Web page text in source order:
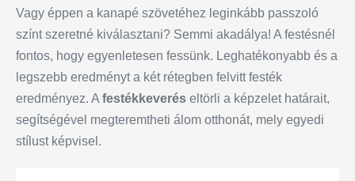
Vagy éppen a kanapé szövetéhez leginkább passzoló
színt szeretné kiválasztani? Semmi akadálya! A festésnél
fontos, hogy egyenletesen fessünk. Leghatékonyabb és a
legszebb eredményt a két rétegben felvitt festék
eredményez. A festékkeverés eltörli a képzelet határait,
segítségével megteremtheti álom otthonát, mely egyedi
stílust képvisel.